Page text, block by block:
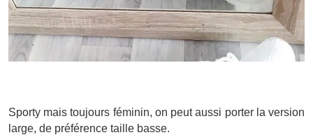
Sporty mais toujours féminin, on peut aussi porter la version
large, de préférence taille basse.